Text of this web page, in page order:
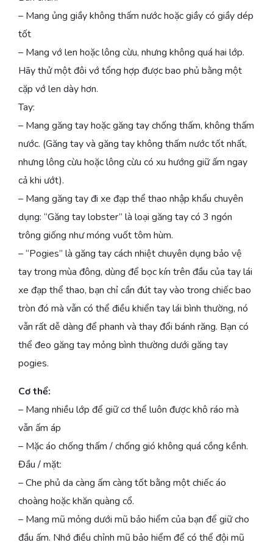
– Mang ủng giầy không thấm nước hoặc giầy có giầy dép
tốt
– Mang vớ len hoặc lông cừu, nhưng không quá hai lớp.
Hãy thử một đôi vớ tổng hợp được bao phủ bằng một
cặp vớ len dày hơn.
Tay:
– Mang găng tay hoặc găng tay chống thấm, không thấm
nước. (Găng tay và găng tay không thấm nước tốt nhất,
nhưng lông cừu hoặc lông cừu có xu hướng giữ ấm ngay
cả khi ướt).
– Mang găng tay đi xe đạp thể thao nhập khẩu chuyên
dụng: “Găng tay lobster” là loại găng tay có 3 ngón
trông giống như móng vuốt tôm hùm.
– “Pogies” là găng tay cách nhiệt chuyên dụng bảo vệ
tay trong mùa đông, dùng để bọc kín trên đầu của tay lái
xe đạp thể thao, bạn chỉ cần đút tay vào trong chiếc bao
tròn đó mà vẫn có thể điều khiển tay lái bình thường, nó
vẫn rất dễ dàng để phanh và thay đổi bánh răng. Bạn có
thể đeo găng tay mỏng bình thường dưới găng tay
pogies.
Cơ thể:
– Mang nhiều lớp để giữ cơ thể luôn được khô ráo mà
vẫn ấm áp
– Mặc áo chống thấm / chống gió không quá cồng kềnh.
Đầu / mặt:
– Che phủ da càng ấm càng tốt bằng một chiếc áo
choàng hoặc khăn quàng cổ.
– Mang mũ mỏng dưới mũ bảo hiểm của bạn để giữ cho
đầu ấm. Nhớ điều chỉnh mũ bảo hiểm để có thể đội mũ